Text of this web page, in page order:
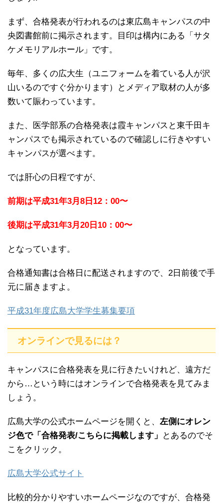
まず、合格発表が行われるのは東広島キャンパスの中
央図書館前に掲示されます。目印は構内にある「サタ
ケメモリアルホール」です。
毎年、多くの広大生（ユニフォームを着ている人が沢
山いるのですぐ分かります）とメディア取材の人が多
数いて賑わっています。
また、医学部系の合格発表は霞キャンパスと東千田キ
ャンパスでも掲示されているので確認しに行きやすい
キャンパスが選べます。
では肝心の日程ですが、
前期は平成31年3月8日12：00〜
後期は平成31年3月20日10：00〜
となっています。
合格通知書は合格日に配送されますので、2日前後で手
元に届きますよ。
平成31年度広島大学学生募集要項
オンラインで見るには？
キャンパスに合格発表を見に行きたいけれど、遠方だ
から…という時にはオンラインで合格発表を見てみま
しょう。
広島大学の公式ホームページを開くと、 左側にオレン
ジ色で「合格発表/こちらに掲載します」
とあるのでそ
こをクリック。
広島大学公式サイト
比較的分かりやすいホームページなのですが、合格発